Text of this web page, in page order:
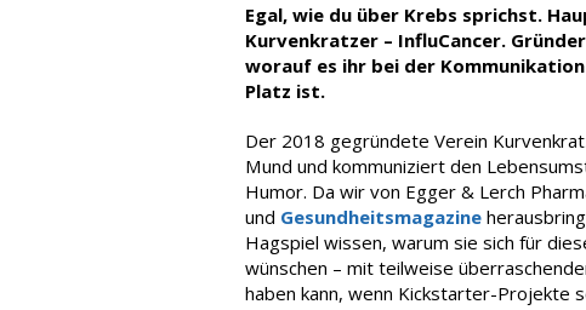
Egal, wie du über Krebs sprichst.
Kurvenkratzer – InfluCancer.
worauf es ihr bei der
Platz ist.
Der 2018 gegründete Verein
Mund und kommuniziert den
Humor. Da wir von Egger & Lerch
und Gesundheitsmagazine
Hagspiel wissen, warum sie sich für
wünschen – mit teilweise
haben kann, wenn Kickstarter-Projekte